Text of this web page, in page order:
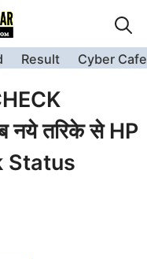
Result Cyber Cafe
नये तरिके से HP
Status